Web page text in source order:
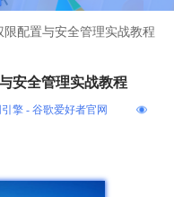
配置与安全管理实战教程
安全管理实战教程
擎 - 谷歌爱好者官网